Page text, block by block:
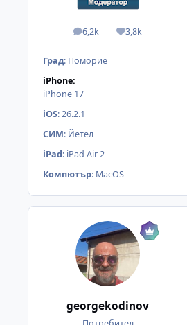
6,2k
мнения 3,8k
Reputation
Град: Поморие
iPhone:
iPhone 17
iOS:26.2.1
СИМ: Йетел
iPad: iPad Air 2
Компютър: MacOS
georgekodinov